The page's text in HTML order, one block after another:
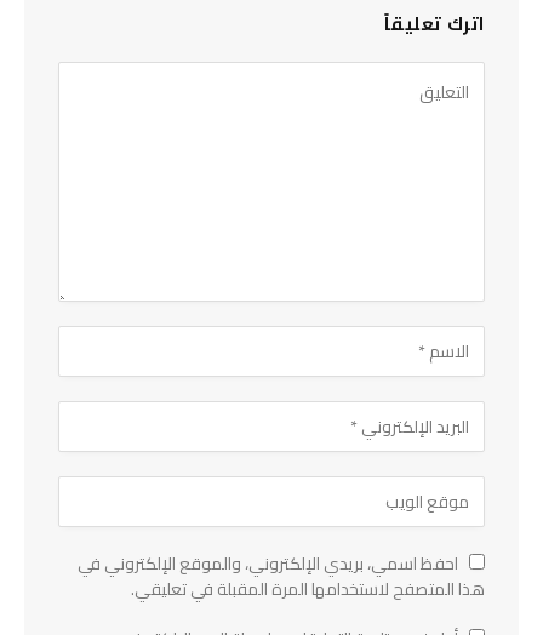
اترك تعليقاً
احفظ اسمي، بريدي الإلكتروني، والموقع الإلكتروني في
هذا المتصفح لاستخدامها المرة المقبلة في تعليقي.